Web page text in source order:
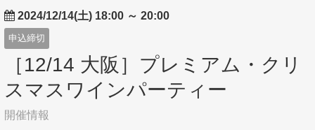
2024/12/14(土) 18:00 ～ 20:00
申込締切
［12/14 大阪］プレミアム・クリ
スマスワインパーティー
開催情報